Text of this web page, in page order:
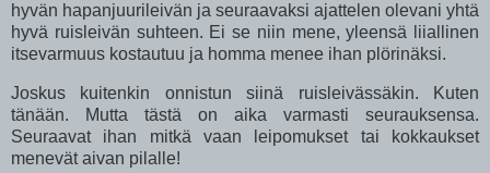
hyvän hapanjuurileivän ja seuraavaksi ajattelen olevani yhtä
hyvä ruisleivän suhteen. Ei se niin mene, yleensä liiallinen
itsevarmuus kostautuu ja homma menee ihan plörinäksi.
Joskus kuitenkin onnistun siinä ruisleivässäkin. Kuten
tänään. Mutta tästä on aika varmasti seurauksensa.
Seuraavat ihan mitkä vaan leipomukset tai kokkaukset
menevät aivan pilalle!